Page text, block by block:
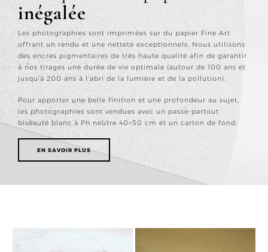
inégalée
Les photographies sont imprimées sur du papier Fine Art
offrant un rendu et une netteté exceptionnels. Nous utilisons
des encres pigmentaires de très haute qualité afin de garantir
à nos tirages une durée de vie optimale (autour de 100 ans et
jusqu’à 200 ans à l’abri de la lumière et de la pollution).
Pour apporter une belle finition et une profondeur au sujet,
les photographies sont vendues avec un passe-partout
biseauté blanc à Ph neutre 40×50 cm et un carton de fond.
EN SAVOIR PLUS